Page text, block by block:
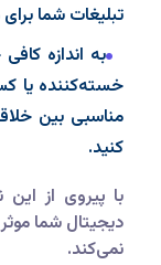
تبلیغات شما
به اندازه
خسته‌کننده یا
مناسبی بین
کنید.
با پیروی از این
دیجیتال شما
نمی‌کند.